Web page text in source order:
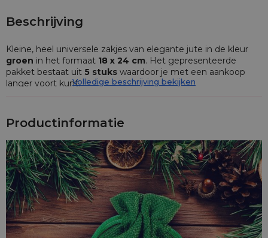
Beschrijving
Kleine, heel universele zakjes van elegante jute in de kleur
groen in het formaat 18 x 24 cm. Het gepresenteerde
pakket bestaat uit 5 stuks waardoor je met een aankoop
langer voort kunt.
stof echter worden ze gekenmerkt door hun sterke bouw en
een touwtje. Jute bezit de natuurlijke eigenschap van het
absorberen van vocht en het afgeven van vocht aan de
omgeving, daarom zijn veranderende omstandigheden voor
jute geen probleem.
De jutezakjesin ons aanbod bieden een ruime keuze
omdat vele modellen speciaal in veel verschillende kleuren
zijn geverfd. Zo'n rijke keuze garandeert tevredenheid en
zorgt ervoor dat iedereen iets vindt waarmee hij blij is.
Volledige beschrijving bekijken
Productinformatie